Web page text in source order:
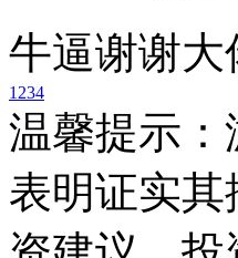
牛逼谢谢
1 234
温馨提示
表明证实